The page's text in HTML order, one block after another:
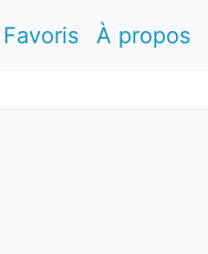
Favoris À propos